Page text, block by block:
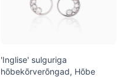
'Inglise' sulguriga
hõbekõrverõngad, Hõbe